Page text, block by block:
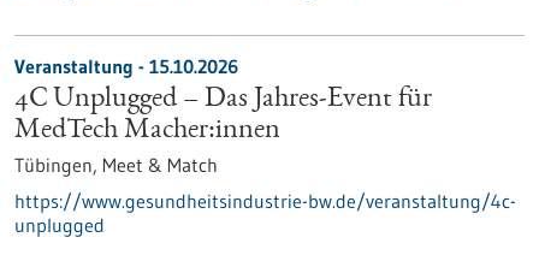
Veranstaltung - 15.10.2026
4C Unplugged – Das Jahres‑Event für
MedTech Macher:innen
Tübingen, Meet & Match
https://www.gesundheitsindustrie-bw.de/veranstaltung/4c-
unplugged